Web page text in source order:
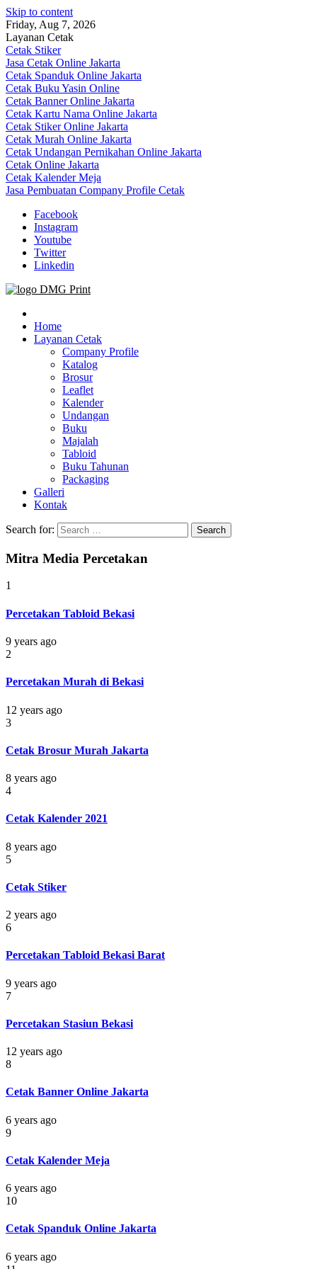
Skip to content
Friday, Aug 7, 2026
Layanan Cetak
Cetak Stiker
Jasa Cetak Online Jakarta
Cetak Spanduk Online Jakarta
Cetak Buku Yasin Online
Cetak Banner Online Jakarta
Cetak Kartu Nama Online Jakarta
Cetak Stiker Online Jakarta
Cetak Murah Online Jakarta
Cetak Undangan Pernikahan Online Jakarta
Cetak Online Jakarta
Cetak Kalender Meja
Jasa Pembuatan Company Profile Cetak
Facebook
Instagram
Youtube
Twitter
Linkedin
Jasa Cetak Online DMG Printing
Home
Layanan Cetak
Company Profile
Katalog
Brosur
Leaflet
Kalender
Undangan
Buku
Majalah
Tabloid
Buku Tahunan
Packaging
Galleri
Kontak
Search for:
Mitra Media Percetakan
1
Percetakan Tabloid Bekasi
9 years ago
2
Percetakan Murah di Bekasi
12 years ago
3
Cetak Brosur Murah Jakarta
8 years ago
4
Cetak Kalender 2021
8 years ago
5
Cetak Stiker
2 years ago
6
Percetakan Tabloid Bekasi Barat
9 years ago
7
Percetakan Stasiun Bekasi
12 years ago
8
Cetak Banner Online Jakarta
6 years ago
9
Cetak Kalender Meja
6 years ago
10
Cetak Spanduk Online Jakarta
6 years ago